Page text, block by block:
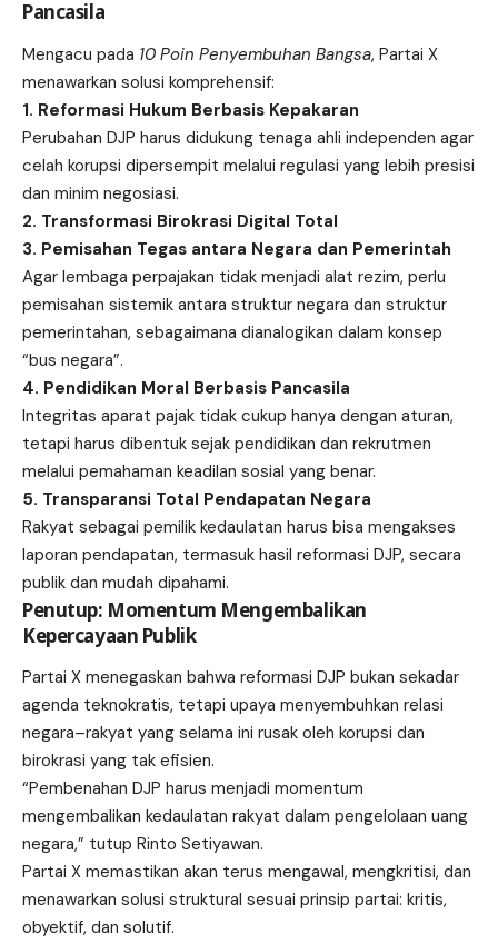
Pancasila
Mengacu pada 10 Poin Penyembuhan Bangsa, Partai X
menawarkan solusi komprehensif:
1. Reformasi Hukum Berbasis Kepakaran
Perubahan DJP harus didukung tenaga ahli independen agar
celah korupsi dipersempit melalui regulasi yang lebih presisi
dan minim negosiasi.
2. Transformasi Birokrasi Digital Total
3. Pemisahan Tegas antara Negara dan Pemerintah
Agar lembaga perpajakan tidak menjadi alat rezim, perlu
pemisahan sistemik antara struktur negara dan struktur
pemerintahan, sebagaimana dianalogikan dalam konsep
“bus negara”.
4. Pendidikan Moral Berbasis Pancasila
Integritas aparat pajak tidak cukup hanya dengan aturan,
tetapi harus dibentuk sejak pendidikan dan rekrutmen
melalui pemahaman keadilan sosial yang benar.
5. Transparansi Total Pendapatan Negara
Rakyat sebagai pemilik kedaulatan harus bisa mengakses
laporan pendapatan, termasuk hasil reformasi DJP, secara
publik dan mudah dipahami.
Penutup: Momentum Mengembalikan
Kepercayaan Publik
Partai X menegaskan bahwa reformasi DJP bukan sekadar
agenda teknokratis, tetapi upaya menyembuhkan relasi
negara–rakyat yang selama ini rusak oleh korupsi dan
birokrasi yang tak efisien.
“Pembenahan DJP harus menjadi momentum
mengembalikan kedaulatan rakyat dalam pengelolaan uang
negara,” tutup Rinto Setiyawan.
Partai X memastikan akan terus mengawal, mengkritisi, dan
menawarkan solusi struktural sesuai prinsip partai: kritis,
obyektif, dan solutif.